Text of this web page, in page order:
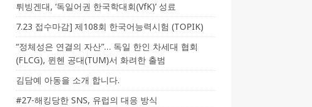
튀빙겐대, ‘독일어권 한국학대회(VfK)’ 성료
7.23 접수마감] 제108회 한국어능력시험 (TOPIK)
“정체성은 연결의 자산”… 독일 한인 차세대 협회
(FLCG), 뮌헨 공대(TUM)서 화려한 출범
김담예 아동을 소개 합니다.
#27-해킹당한 SNS, 유럽의 대응 방식